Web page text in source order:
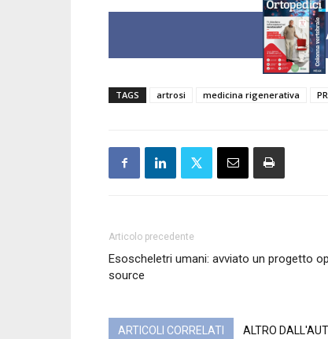
TAGS artrosi medicina rigenerativa
Articolo precedente
Esoscheletri umani: avviato un progetto
source
ARTICOLI CORRELATI ALTRO